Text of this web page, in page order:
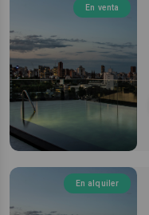
En venta
En alquiler